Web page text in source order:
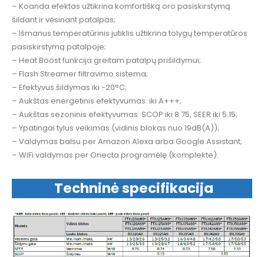
– Koanda efektas užtikrina komfortišką oro pasiskirstymą
šildant ir vėsinant patalpas;
– Išmanus temperatūrinis jutiklis užtikrina tolygų temperatūros
pasiskirstymą patalpoje;
– Heat Boost funkcija greitam patalpų prišildymui;
– Flash Streamer filtravimo sistema;
– Efektyvus šildymas iki -20°C;
– Aukštas energetinis efektyvumas: iki A+++;
– Aukštas sezoninis efektyvumas: SCOP iki 8.75, SEER iki 5.15;
– Ypatingai tylus veikimas (vidinis blokas nuo 19dB(A));
– Valdymas balsu per Amazon Alexa arba Google Assistant;
– WiFi valdymas per Onecta programėlę (komplekte).
Techninė specifikacija